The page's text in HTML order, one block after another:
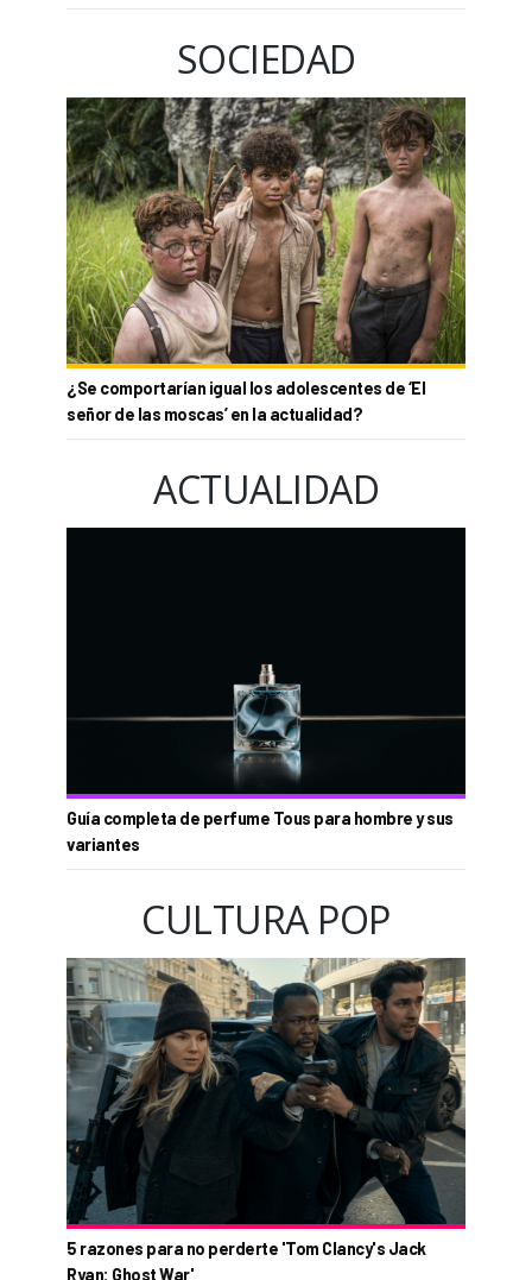
SOCIEDAD
¿Se comportarían igual los adolescentes de ‘El
señor de las moscas’ en la actualidad?
ACTUALIDAD
Guía completa de perfume Tous para hombre y sus
variantes
CULTURA POP
5 razones para no perderte 'Tom Clancy's Jack
Ryan: Ghost War'